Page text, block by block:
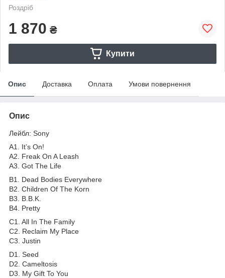
Роздріб
1 870 ₴
Купити
Опис Доставка Оплата Умови повернення
Опис
Лейбл: Sony
A1. It’s On!
A2. Freak On A Leash
A3. Got The Life
B1. Dead Bodies Everywhere
B2. Children Of The Korn
B3. B.B.K.
B4. Pretty
C1. All In The Family
C2. Reclaim My Place
C3. Justin
D1. Seed
D2. Cameltosis
D3. My Gift To You